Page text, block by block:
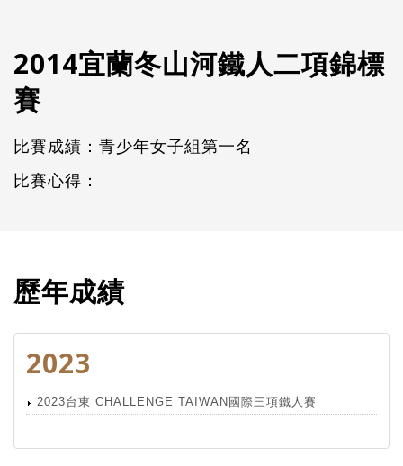
2014宜蘭冬山河鐵人二項錦標
賽
比賽成績：青少年女子組第一名
比賽心得：
歷年成績
2023
2023台東 CHALLENGE TAIWAN國際三項鐵人賽